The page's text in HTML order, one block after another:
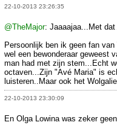
22-10-2013 23:26:35
@TheMajor: Jaaaajaa...Met
Persoonlijk ben ik geen fan
wel een bewonderaar geweest
man had met zijn stem...Echt
octaven...Zijn "Avé Maria" is
luisteren..Maar ook het
22-10-2013 23:30:09
En Olga Lowina was zeker